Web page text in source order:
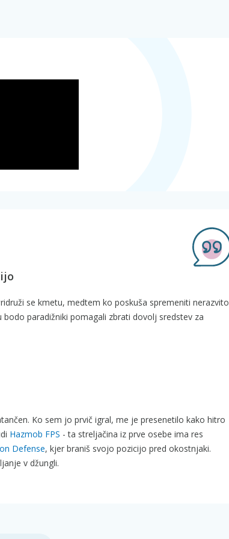
se kmetu, medtem ko poskuša spremeniti nerazvito
paradižniki pomagali zbrati dovolj sredstev za
Ko sem jo prvič igral, me je presenetilo kako hitro
Hazmob FPS - ta streljačina iz prve osebe ima res
Defense, kjer braniš svojo pozicijo pred okostnjaki.
v džungli.